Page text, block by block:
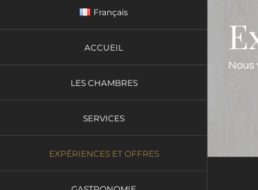
Français
ACCUEIL
LES CHAMBRES
SERVICES
EXPÉRIENCES ET OFFRES
Nous